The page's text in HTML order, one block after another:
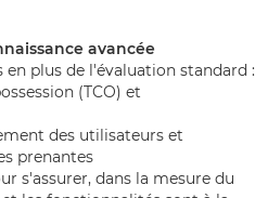
avancée
plus de l'évaluation standard :
(TCO) et
des utilisateurs et
prenantes
s'assurer, dans la mesure du